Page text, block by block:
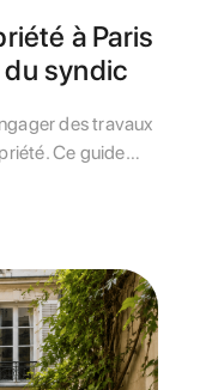
à Paris
syndic
des travaux
Ce guide